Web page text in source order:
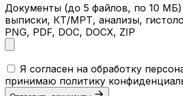
Документы (до 5 файлов, по 10 МБ)
выписки, КТ/МРТ, анализы,
PNG, PDF, DOC, DOCX, ZIP
Я согласен на обработку
принимаю политику